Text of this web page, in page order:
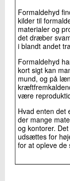
Formaldehyd
kilder til
materialer og
det dræber
i blandt andet
Formaldehyd
kort sigt kan
mund, og på
være
Hvad enten det
der mange
og kontorer.
udsættes for
for at opleve de